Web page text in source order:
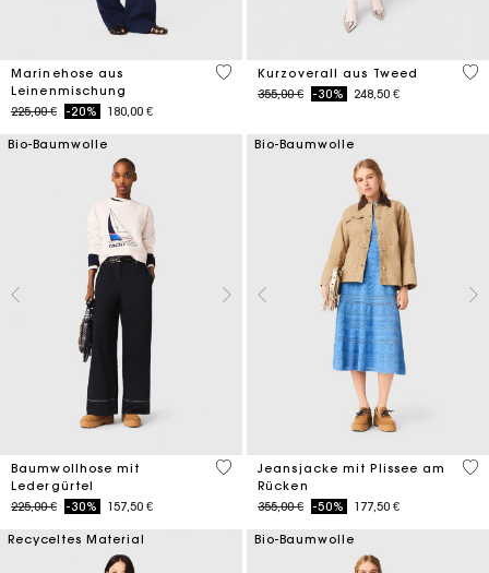
Marinehose aus
Leinenmischung
Price reduced from
225,00 €to-20% 180,00 €
5 out of 5 Customer Rating
Kurzoverall aus Tweed
Price reduced from
355,00 €to-30% 248,50 €
3,3
Bio-Baumwolle
Baumwollhose mit
Ledergürtel
Price reduced from
225,00 €to-30% 157,50 €
5 out of 5 Customer Rating
Bio-Baumwolle
Jeansjacke mit Plissee am
Rücken
Price reduced from
355,00 €to-50% 177,50 €
5
Recyceltes Material Bio-Baumwolle